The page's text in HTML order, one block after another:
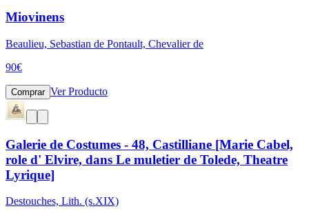
Miovinens
Beaulieu, Sebastian de Pontault, Chevalier de
90€
Comprar Ver Producto
Galerie de Costumes - 48, Castilliane [Marie Cabel,
role d' Elvire, dans Le muletier de Tolede, Theatre
Lyrique]
Destouches, Lith. (s.XIX)